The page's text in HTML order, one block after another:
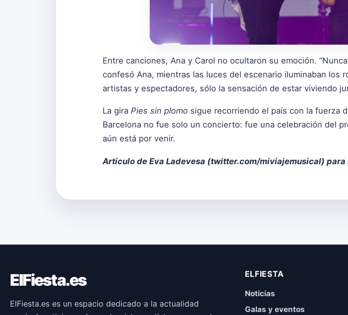
Entre canciones, Ana y Carol no ocultaron su emoción.
confesó Ana, mientras las luces del escenario iluminaban
artistas y espectadores, sólo la sensación de estar viviendo
La gira Pies sin plomo sigue recorriendo el país con la fuerza
Barcelona no fue solo un concierto: fue una celebración del
aún está por venir.
Artículo de Eva Ladevesa (twitter.com/miviajemusical) para
ElFiesta.es
ElFiesta.es es un espacio dedicado a la actualidad
ELFIESTA
Noticias
Galas y eventos